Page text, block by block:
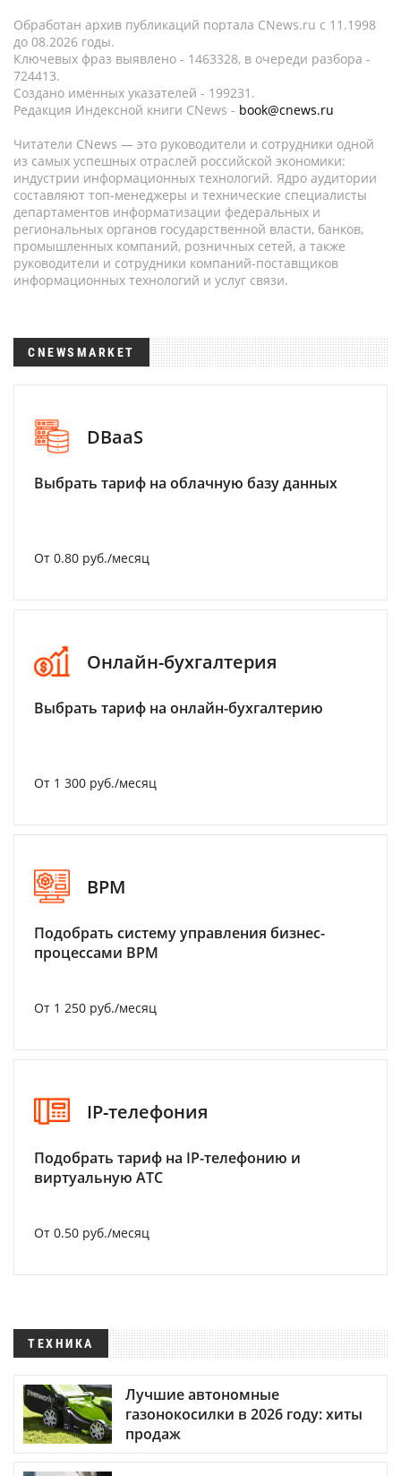
Обработан архив публикаций портала CNews.ru c 11.1998
до 08.2026 годы.
Ключевых фраз выявлено - 1463328, в очереди разбора -
724413.
Создано именных указателей - 199231.
Редакция Индексной книги CNews - book@cnews.ru
Читатели CNews — это руководители и сотрудники одной
из самых успешных отраслей российской экономики:
индустрии информационных технологий. Ядро аудитории
составляют топ-менеджеры и технические специалисты
департаментов информатизации федеральных и
региональных органов государственной власти, банков,
промышленных компаний, розничных сетей, а также
руководители и сотрудники компаний-поставщиков
информационных технологий и услуг связи.
CNEWSMARKET
DBaaS
Выбрать тариф на облачную базу данных
От 0.80 руб./месяц
Онлайн-бухгалтерия
Выбрать тариф на онлайн-бухгалтерию
От 1 300 руб./месяц
BPM
Подобрать систему управления бизнес-
процессами BPM
От 1 250 руб./месяц
IP-телефония
Подобрать тариф на IP-телефонию и
виртуальную АТС
От 0.50 руб./месяц
ТЕХНИКА
Лучшие автономные
газонокосилки в 2026 году: хиты
продаж